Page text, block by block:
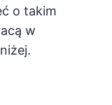
o takim
w